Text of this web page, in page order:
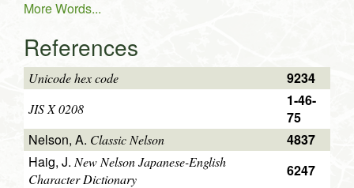
More Words...
References
Unicode hex code 9234
JIS X 0208
1-46-
75
Nelson, A. Classic Nelson
4837
Haig, J.New Nelson Japanese-English
Character Dictionary
6247